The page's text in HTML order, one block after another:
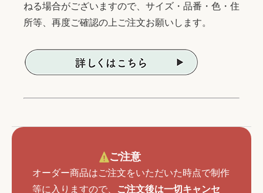
ねる場合がございますので、サイズ・品番・色・住
所等、再度ご確認の上ご注文お願いします。
ご注意
オーダー商品はご注文をいただいた時点で制作
等に入りますので、
ご注文後は一切キャンセ